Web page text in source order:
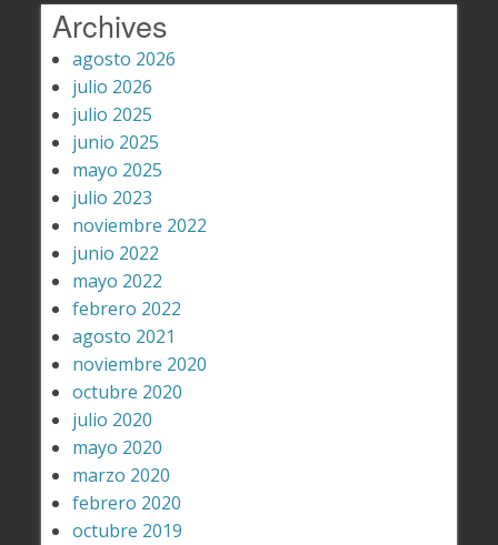
Archives
agosto 2026
julio 2026
julio 2025
junio 2025
mayo 2025
julio 2023
noviembre 2022
junio 2022
mayo 2022
febrero 2022
agosto 2021
noviembre 2020
octubre 2020
julio 2020
mayo 2020
marzo 2020
febrero 2020
octubre 2019